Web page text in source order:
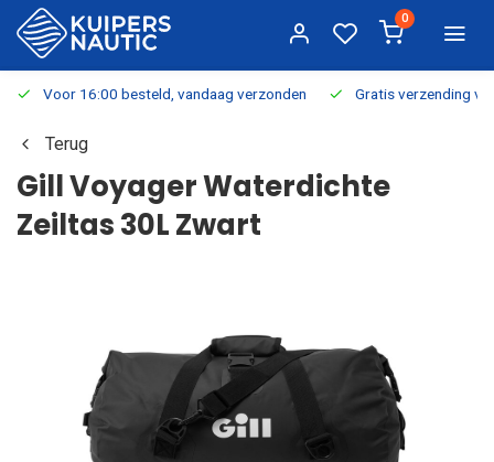
0
Voor 16:00 besteld, vandaag verzonden Gratis verzending
Terug
Gill Voyager Waterdichte
Zeiltas 30L Zwart